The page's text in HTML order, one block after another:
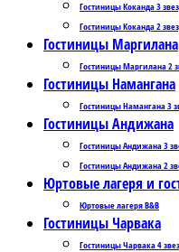
Гостиницы Коканда 3
Гостиницы Коканда 2
Гостиницы Маргилана
Гостиницы Маргилана 2
Гостиницы Намангана
Гостиницы Намангана 3
Гостиницы Андижана
Гостиницы Андижана 3
Гостиницы Андижана 2
Юртовые лагеря и
Юртовые лагеря B&B
Гостиницы Чарвака
Гостиницы Чарвака 4